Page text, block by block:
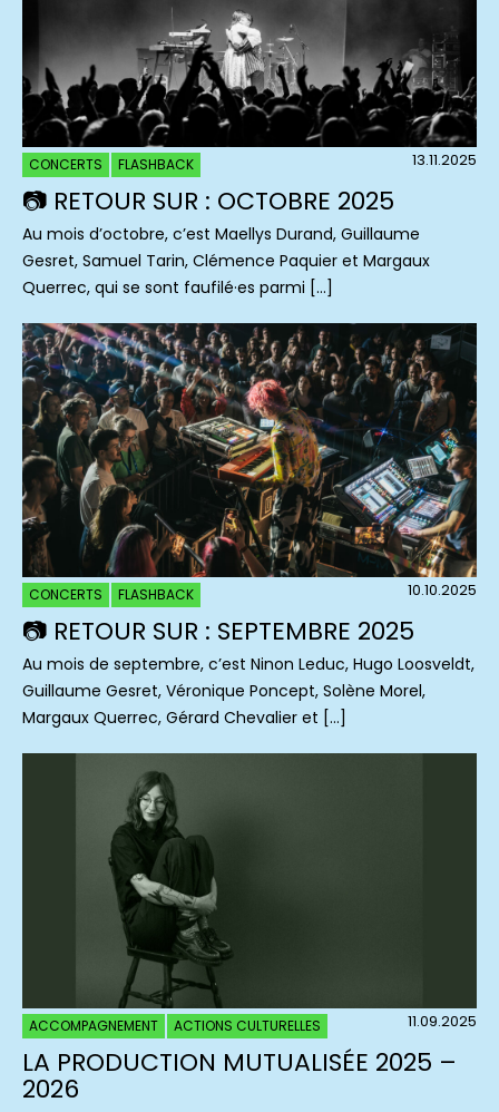
CONCERTS FLASHBACK 13.11.2025
📷 RETOUR SUR : OCTOBRE 2025
Au mois d’octobre, c’est Maellys Durand, Guillaume
Gesret, Samuel Tarin, Clémence Paquier et Margaux
Querrec, qui se sont faufilé·es parmi […]
CONCERTS FLASHBACK 10.10.2025
📷 RETOUR SUR : SEPTEMBRE 2025
Au mois de septembre, c’est Ninon Leduc, Hugo Loosveldt,
Guillaume Gesret, Véronique Poncept, Solène Morel,
Margaux Querrec, Gérard Chevalier et […]
ACCOMPAGNEMENT ACTIONS CULTURELLES 11.09.2025
LA PRODUCTION MUTUALISÉE 2025 –
2026